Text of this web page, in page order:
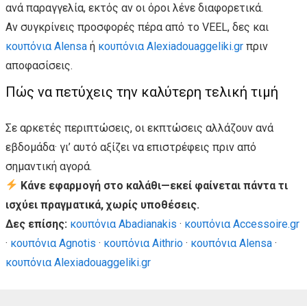
ανά παραγγελία, εκτός αν οι όροι λένε διαφορετικά.
Αν συγκρίνεις προσφορές πέρα από το VEEL, δες και
κουπόνια Alensa ή κουπόνια Alexiadouaggeliki.gr πριν
αποφασίσεις.
Πώς να πετύχεις την καλύτερη τελική τιμή
Σε αρκετές περιπτώσεις, οι εκπτώσεις αλλάζουν ανά
εβδομάδα· γι’ αυτό αξίζει να επιστρέφεις πριν από
σημαντική αγορά.
Κάνε εφαρμογή στο καλάθι—εκεί φαίνεται πάντα τι
ισχύει πραγματικά, χωρίς υποθέσεις.
Δες επίσης: κουπόνια Abadianakis · κουπόνια Accessoire.gr
· κουπόνια Agnotis · κουπόνια Aithrio · κουπόνια Alensa ·
κουπόνια Alexiadouaggeliki.gr